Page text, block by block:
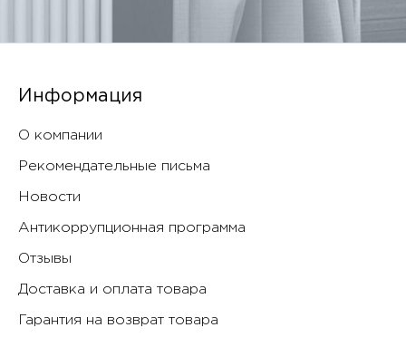
Информация
О компании
Рекомендательные письма
Новости
Антикоррупционная программа
Отзывы
Доставка и оплата товара
Гарантия на возврат товара